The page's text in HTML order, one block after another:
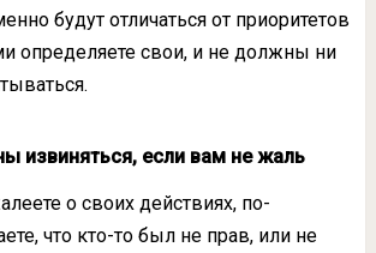
будут отличаться от приоритетов
определяете свои, и не должны ни
извиняться, если вам не жаль
о своих действиях, по-
что кто-то был не прав, или не